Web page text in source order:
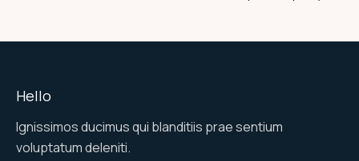
Hello
Ignissimos ducimus qui blanditiis prae sentium
voluptatum deleniti.